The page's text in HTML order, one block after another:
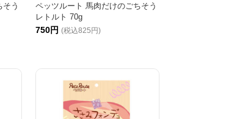
う
ペッツルート 馬肉だけのごちそう
レトルト 70g
750円 (税込825円)